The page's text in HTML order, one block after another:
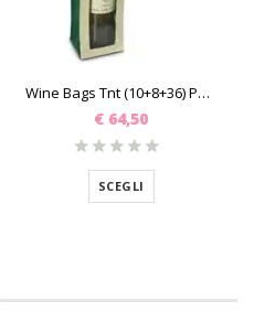
Wine Bags Tnt (10+8+36) Pz 50
€ 64,50
SCEGLI